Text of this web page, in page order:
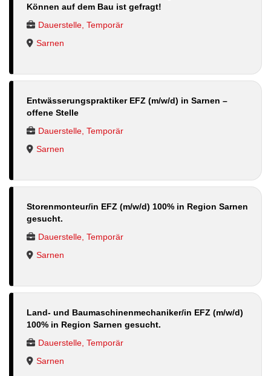
Können auf dem Bau ist gefragt!
Dauerstelle, Temporär
Sarnen
Entwässerungspraktiker EFZ (m/w/d) in Sarnen –
offene Stelle
Dauerstelle, Temporär
Sarnen
Storenmonteur/in EFZ (m/w/d) 100% in Region Sarnen
gesucht.
Dauerstelle, Temporär
Sarnen
Land- und Baumaschinenmechaniker/in EFZ (m/w/d)
100% in Region Sarnen gesucht.
Dauerstelle, Temporär
Sarnen